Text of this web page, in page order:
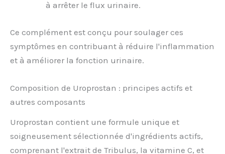
à arrêter le flux urinaire.
Ce complément est conçu pour soulager ces
symptômes en contribuant à réduire l'inflammation
et à améliorer la fonction urinaire.
Composition de Uroprostan : principes actifs et
autres composants
Uroprostan contient une formule unique et
soigneusement sélectionnée d'ingrédients actifs,
comprenant l'extrait de Tribulus, la vitamine C, et